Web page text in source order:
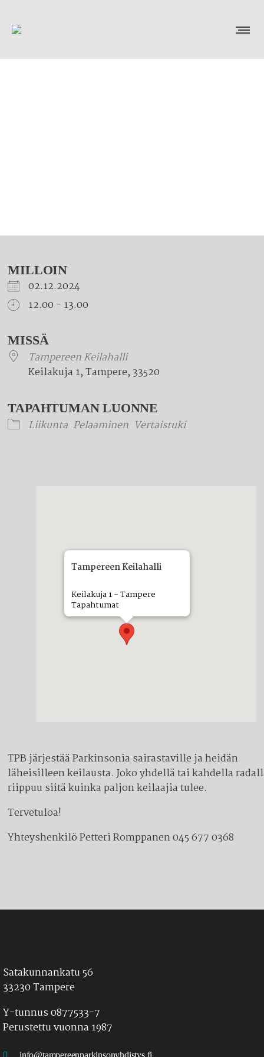
MILLOIN
02.12.2024
12.00 - 13.00
Download ICS
MISSÄ
Tampereen Keilahalli
Keilakuja 1, Tampere, 33520
TAPAHTUMAN LUONNE
Liikunta Pelaaminen Vertaistuki
Tampereen Keilahalli
Keilakuja 1 - Tampere
Tapahtumat
TPB järjestää Parkinsonia sairastaville ja heidän
läheisilleen keilausta. Joko yhdellä tai kahdella
riippuu siitä kuinka paljon keilaajia tulee.
Tervetuloa!
Yhteyshenkilö Petteri Romppanen 045 677 0368
Satakunnankatu 56
33230 Tampere
Y-tunnus 0877533-7
Perustettu vuonna 1987
info@tampereenparkinsonyhdistys.fi